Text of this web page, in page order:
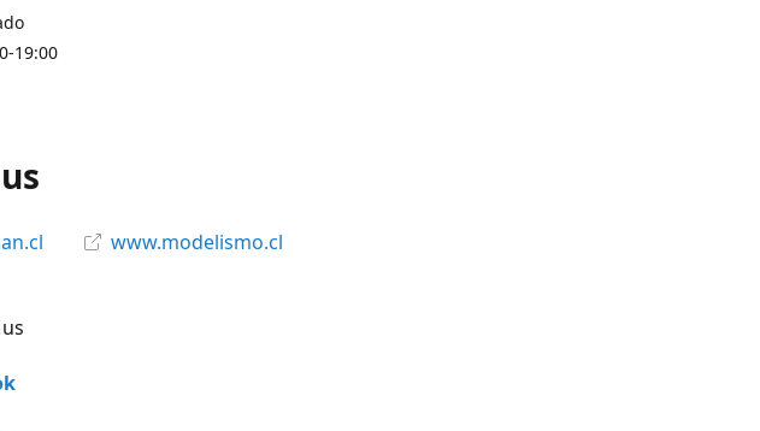
19:00
www.modelismo.cl